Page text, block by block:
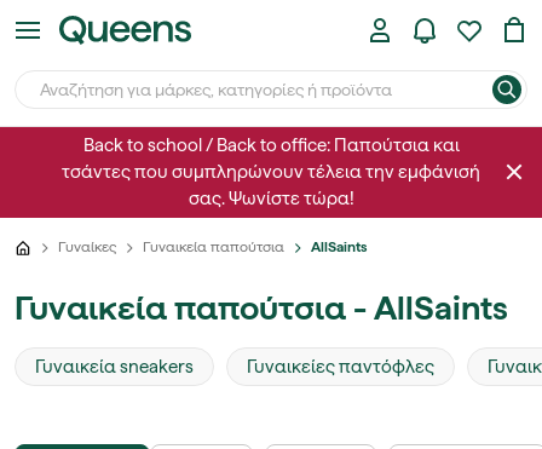
Back to school / Back to office: Παπούτσια και
τσάντες που συμπληρώνουν τέλεια την εμφάνισή
σας. Ψωνίστε τώρα!
Γυναίκες Γυναικεία παπούτσια AllSaints
Γυναικεία παπούτσια - AllSaints
Γυναικεία sneakers Γυναικείες παντόφλες